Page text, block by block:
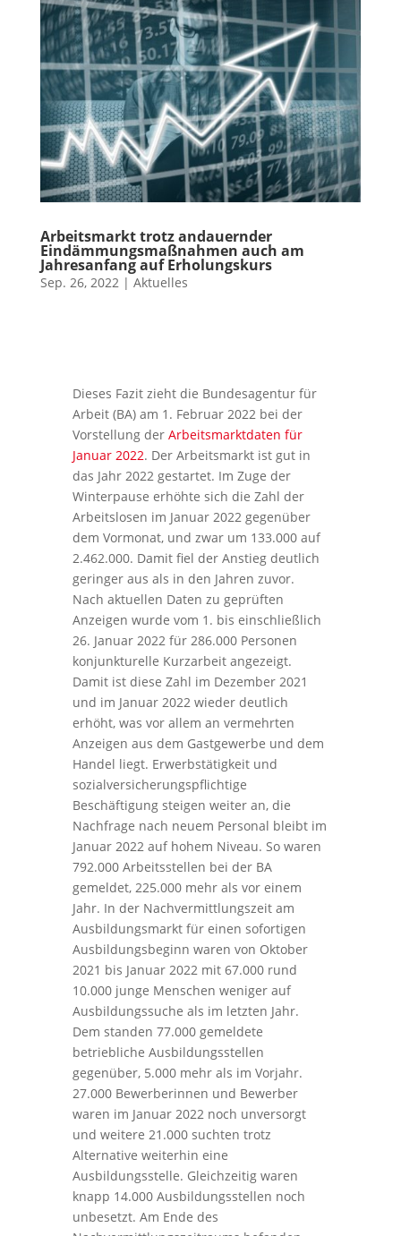
Arbeitsmarkt trotz andauernder
Eindämmungsmaßnahmen auch am
Jahresanfang auf Erholungskurs
Sep. 26, 2022| Aktuelles
Dieses Fazit zieht die Bundesagentur für
Arbeit (BA) am 1. Februar 2022 bei der
Vorstellung der Arbeitsmarktdaten für
Januar 2022. Der Arbeitsmarkt ist gut in
das Jahr 2022 gestartet. Im Zuge der
Winterpause erhöhte sich die Zahl der
Arbeitslosen im Januar 2022 gegenüber
dem Vormonat, und zwar um 133.000 auf
2.462.000. Damit fiel der Anstieg deutlich
geringer aus als in den Jahren zuvor.
Nach aktuellen Daten zu geprüften
Anzeigen wurde vom 1. bis einschließlich
26. Januar 2022 für 286.000 Personen
konjunkturelle Kurzarbeit angezeigt.
Damit ist diese Zahl im Dezember 2021
und im Januar 2022 wieder deutlich
erhöht, was vor allem an vermehrten
Anzeigen aus dem Gastgewerbe und dem
Handel liegt. Erwerbstätigkeit und
sozialversicherungspflichtige
Beschäftigung steigen weiter an, die
Nachfrage nach neuem Personal bleibt im
Januar 2022 auf hohem Niveau. So waren
792.000 Arbeitsstellen bei der BA
gemeldet, 225.000 mehr als vor einem
Jahr. In der Nachvermittlungszeit am
Ausbildungsmarkt für einen sofortigen
Ausbildungsbeginn waren von Oktober
2021 bis Januar 2022 mit 67.000 rund
10.000 junge Menschen weniger auf
Ausbildungssuche als im letzten Jahr.
Dem standen 77.000 gemeldete
betriebliche Ausbildungsstellen
gegenüber, 5.000 mehr als im Vorjahr.
27.000 Bewerberinnen und Bewerber
waren im Januar 2022 noch unversorgt
und weitere 21.000 suchten trotz
Alternative weiterhin eine
Ausbildungsstelle. Gleichzeitig waren
knapp 14.000 Ausbildungsstellen noch
unbesetzt. Am Ende des